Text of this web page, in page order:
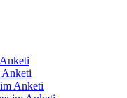
Anketi
Anketi